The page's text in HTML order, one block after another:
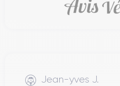
Jean-yves J.